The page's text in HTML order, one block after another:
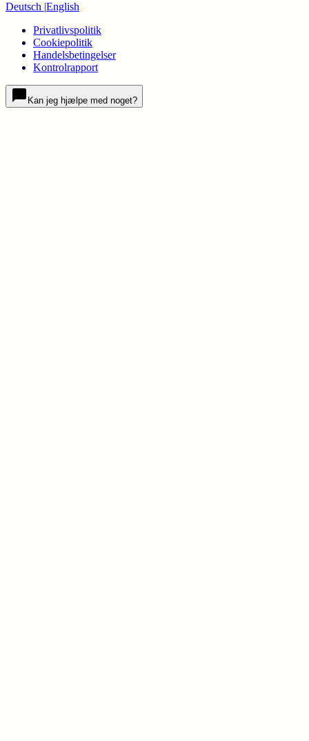
Deutsch |English
Privatlivspolitik
Cookiepolitik
Handelsbetingelser
Kontrolrapport
Kan jeg hjælpe med noget?